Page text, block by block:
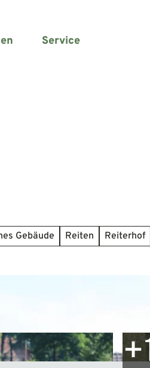
Service
Gebäude Reiten Reiterhof